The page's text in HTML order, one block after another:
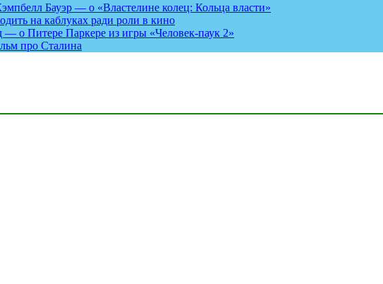
Бауэр — о «Властелине колец: Кольца власти»
на каблуках ради роли в кино
о Питере Паркере из игры «Человек-паук 2»
про Сталина